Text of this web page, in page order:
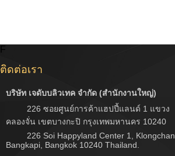
F
ติดต่อเรา
บริษัท เจดับบลิวเทค จำกัด (สำนักงานใหญ่)
226 ซอยศูนย์การค้าแฮปปี้แลนด์ 1 แขวง
คลองจั่น เขตบางกะปิ กรุงเทพมหานคร 10240
226 Soi Happyland Center 1, Klongchan,
Bangkapi, Bangkok 10240 Thailand.